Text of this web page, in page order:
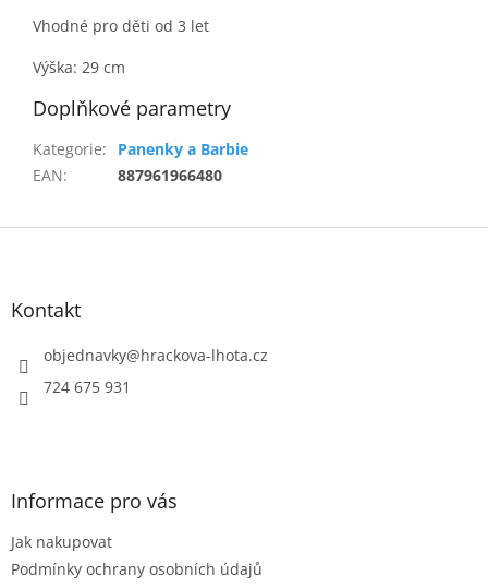
Vhodné pro děti od 3 let
Výška: 29 cm
Doplňkové parametry
Kategorie:
Panenky a Barbie
EAN: 887961966480
Z
Kontakt
objednavky@hrackova-lhota.cz
724 675 931
Informace pro vás
Jak nakupovat
Podmínky ochrany osobních údajů